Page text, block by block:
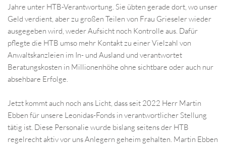
Jahre unter HTB-Verantwortung. Sie übten gerade dort, wo unser
Geld verdient, aber zu großen Teilen von Frau Grieseler wieder
ausgegeben wird, weder Aufsicht noch Kontrolle aus. Dafür
pflegte die HTB umso mehr Kontakt zu einer Vielzahl von
Anwaltskanzleien im In- und Ausland und verantwortet
Beratungskosten in Millionenhöhe ohne sichtbare oder auch nur
absehbare Erfolge.
Jetzt kommt auch noch ans Licht, dass seit 2022 Herr Martin
Ebben für unsere Leonidas-Fonds in verantwortlicher Stellung
tätig ist. Diese Personalie wurde bislang seitens der HTB
regelrecht aktiv vor uns Anlegern geheim gehalten. Martin Ebben